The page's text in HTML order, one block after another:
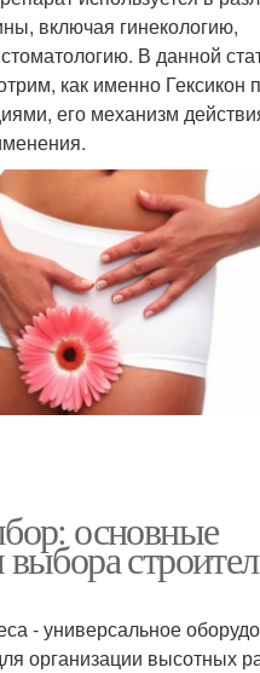
включая гинекологию,
В данной
как именно Гексикон
его механизм
основные
- универсальное
организации высотных